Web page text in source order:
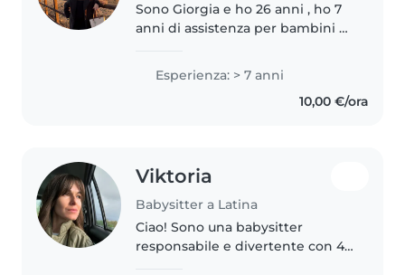
Sono Giorgia e ho 26 anni , ho 7
anni di assistenza per bambini di
adolescenti. Ho una laurea in
scienze dell'educazione e della
formazione e sono specializzata..
Esperienza: > 7 anni
10,00 €/ora
Viktoria
Babysitter a Latina
Ciao! Sono una babysitter
responsabile e divertente con 4